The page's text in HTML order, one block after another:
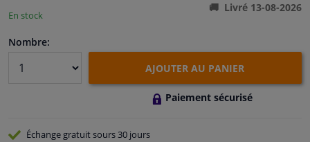
Camping-car, moto & vélo
Promotions et réductions
En stock
Livré 13-08-2026
Nombre:
AJOUTER AU PANIER
Paiement sécurisé
Échange gratuitsours 30 jours